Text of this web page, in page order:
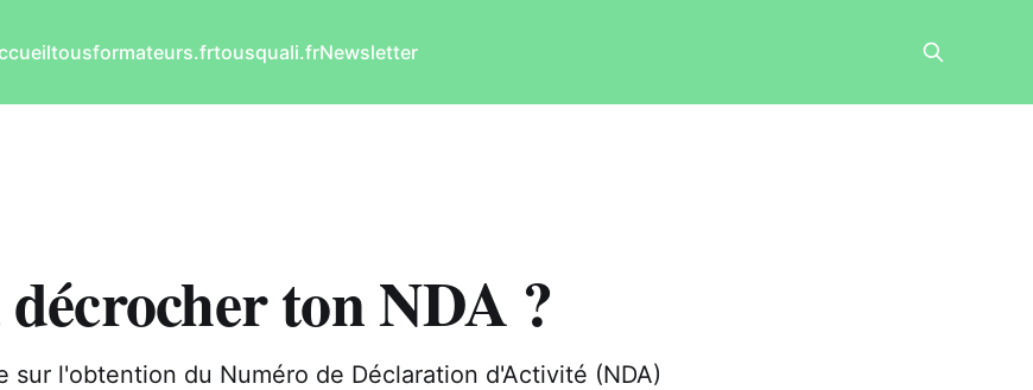
tousformateurs.frtousquali.frNewsletter
ton NDA ?
sur l'obtention du Numéro de Déclaration d'Activité (NDA)